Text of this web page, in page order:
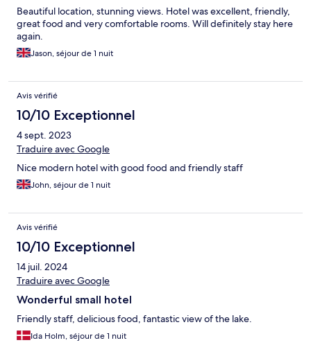
Beautiful location, stunning views. Hotel was excellent, friendly,
great food and very comfortable rooms. Will definitely stay here
again.
Jason, séjour de 1 nuit
Avis vérifié
10/10 Exceptionnel
4 sept. 2023
Traduire avec Google
Nice modern hotel with good food and friendly staff
John, séjour de 1 nuit
Avis vérifié
10/10 Exceptionnel
14 juil. 2024
Traduire avec Google
Wonderful small hotel
Friendly staff, delicious food, fantastic view of the lake.
Ida Holm, séjour de 1 nuit